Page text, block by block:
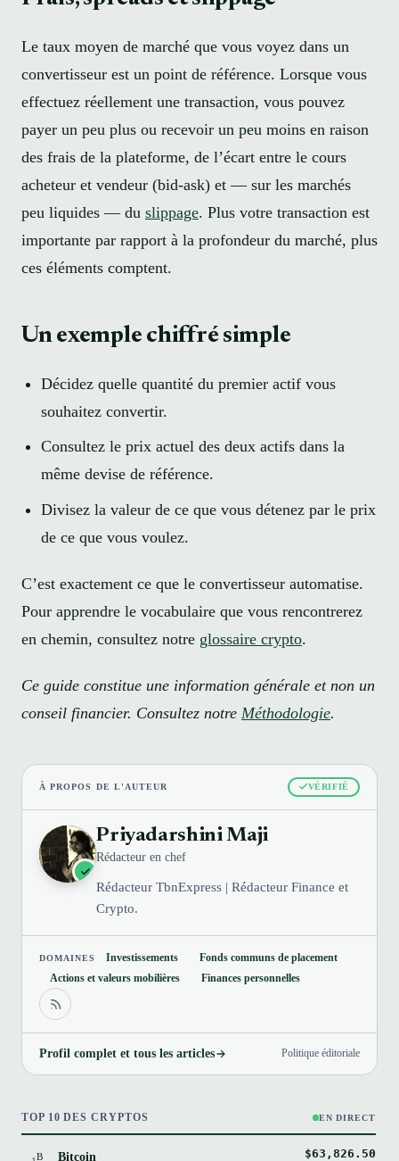
Le taux moyen de marché que vous voyez dans un
convertisseur est un point de référence. Lorsque vous
effectuez réellement une transaction, vous pouvez
payer un peu plus ou recevoir un peu moins en raison
des frais de la plateforme, de l’écart entre le cours
acheteur et vendeur (bid-ask) et — sur les marchés
peu liquides — du slippage. Plus votre transaction est
importante par rapport à la profondeur du marché, plus
ces éléments comptent.
Un exemple chiffré simple
Décidez quelle quantité du premier actif vous
souhaitez convertir.
Consultez le prix actuel des deux actifs dans la
même devise de référence.
Divisez la valeur de ce que vous détenez par le prix
de ce que vous voulez.
C’est exactement ce que le convertisseur automatise.
Pour apprendre le vocabulaire que vous rencontrerez
en chemin, consultez notre glossaire crypto.
Ce guide constitue une information générale et non un
conseil financier. Consultez notre Méthodologie.
À PROPOS DE L'AUTEUR VÉRIFIÉ
Priyadarshini Maji
Rédacteur en chef
Rédacteur TbnExpress | Rédacteur Finance et
Crypto.
DOMAINES Investissements
Fonds communs de placement
Actions et valeurs mobilières
Finances personnelles
Profil complet et tous les articles Politique éditoriale
TOP 10 DES CRYPTOS EN DIRECT
B Bitcoin $63,826.50